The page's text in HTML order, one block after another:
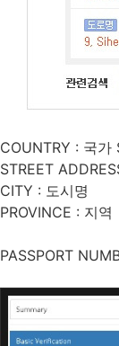
COUNTRY : 국가
STREET
CITY : 도시명
PROVINCE : 지역
PASSPORT